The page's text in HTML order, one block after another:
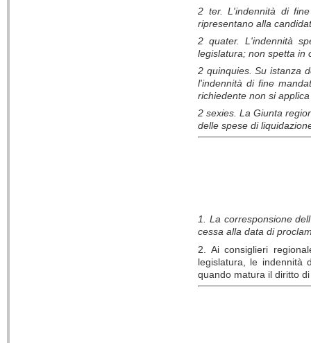
2 ter. L'indennità di
ripresentano alla
2 quater. L'indennità
legislatura; non spetta in
2 quinquies. Su istanza
l'indennità di fine
richiedente non si
2 sexies. La Giunta
delle spese di
1. La corresponsione
cessa alla data di
2. Ai consiglieri
legislatura, le indennità
quando matura il diritto